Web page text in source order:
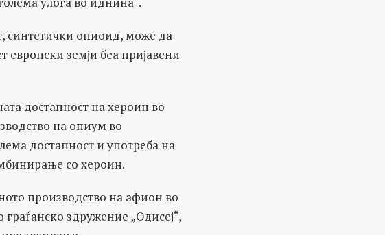
синтетички опиоид, може да
европски земји беа пријавени
достапност на хероин во
на опиум во
достапност и употреба на
со хероин.
производство на афион во
граѓанско здружение „Одисеј“,